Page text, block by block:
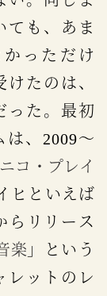
ても、あま
っただけ
たのは、
った。最初
、2009～
コ・プレイ
ヒといえば
らリリース
楽 」という
レットのレ